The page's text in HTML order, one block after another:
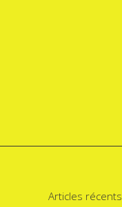
Articles récents